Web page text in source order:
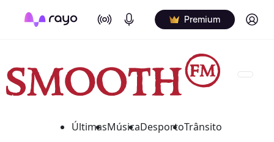
On Air Podcasts Premium Log in
ÚltimasMúsicaDesportoTrânsito